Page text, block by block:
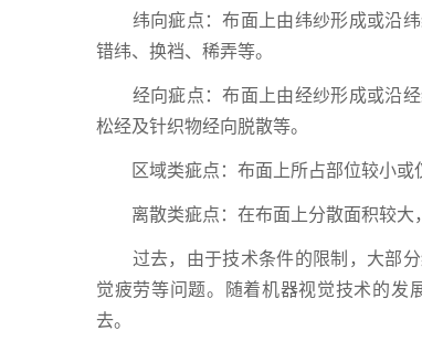
纬向疵点：布面上由纬纱形成或沿纬
错纬、换裆、稀弄等。
经向疵点：布面上由经纱形成或沿经
松经及针织物经向脱散等。
区域类疵点：布面上所占部位较小或
离散类疵点：在布面上分散面积较大
过去，由于技术条件的限制，大部分
觉疲劳等问题。随着机器视觉技术的发
去。